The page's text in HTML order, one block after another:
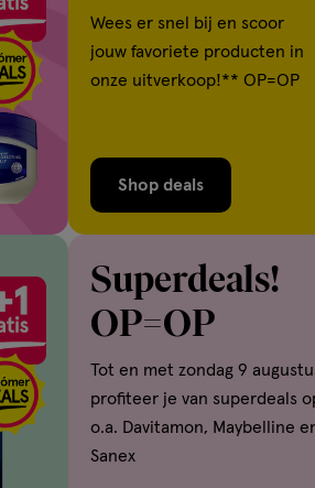
Wees er snel bij en scoor
jouw favoriete producten in
onze uitverkoop!** OP=OP
Shop deals
Superdeals!
OP=OP
Tot en met zondag 9
profiteer je van superdeals
o.a. Davitamon, Maybelline
Sanex